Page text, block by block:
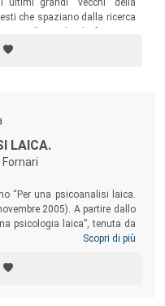
grandi “vecchi” della
che spaziano dalla ricerca
terapeutico a quello di
LAICA.
“Per una psicoanalisi laica.
2005). A partire dallo
psicologia laica”, tenuta da
Psicologi Italiani del 1979, gli
della politica, alla
e di gruppo, sulla
Scopri di più